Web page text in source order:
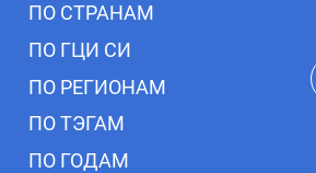
ПО СТРАНАМ
ПО ГЦИ СИ
ПО РЕГИОНАМ
ПО ТЭГАМ
ПО ГОДАМ